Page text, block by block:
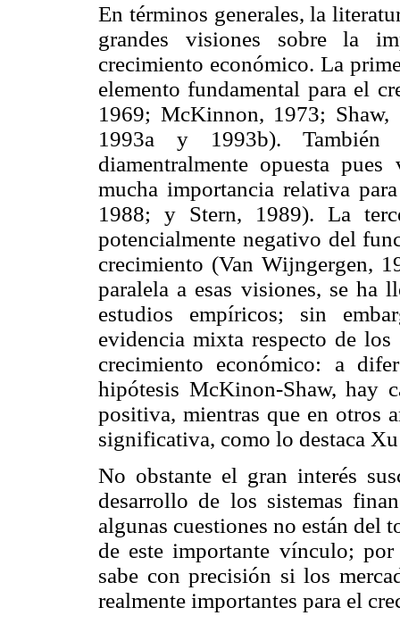
En términos generales, la
grandes visiones sobre la
crecimiento económico. La
elemento fundamental para el
1969; McKinnon, 1973;
1993a y 1993b). También
diamentralmente opuesta
mucha importancia relativa
1988; y Stern, 1989). La
potencialmente negativo del
crecimiento (Van Wijngergen,
paralela a esas visiones, se ha
estudios empíricos; sin
evidencia mixta respecto de
crecimiento económico: a
hipótesis McKinon-Shaw, hay
positiva, mientras que en otros
significativa, como lo destaca
No obstante el gran interés
desarrollo de los sistemas
algunas cuestiones no están del
de este importante vínculo;
sabe con precisión si los
realmente importantes para el